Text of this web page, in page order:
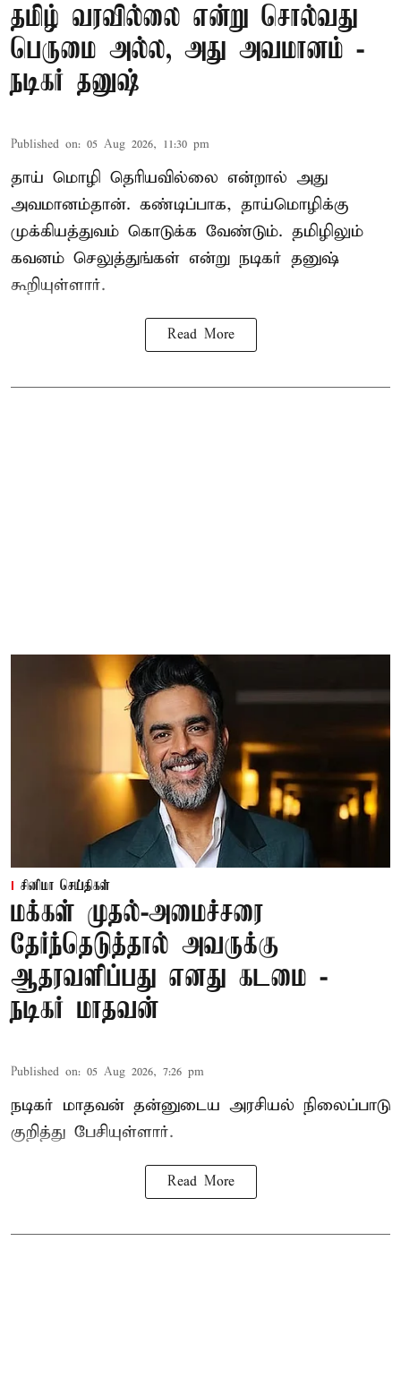
தமிழ் வரவில்லை என்று சொல்வது
பெருமை அல்ல, அது அவமானம் -
நடிகர் தனுஷ்
Published on: 05 Aug 2026, 11:30 pm
தாய் மொழி தெரியவில்லை என்றால் அது
அவமானம்தான். கண்டிப்பாக, தாய்மொழிக்கு
முக்கியத்துவம் கொடுக்க வேண்டும். தமிழிலும்
கவனம் செலுத்துங்கள் என்று நடிகர் தனுஷ்
கூறியுள்ளார்.
Read More
சினிமா செய்திகள்
மக்கள் முதல்-அமைச்சரை
தேர்ந்தெடுத்தால் அவருக்கு
ஆதரவளிப்பது எனது கடமை -
நடிகர் மாதவன்
Published on: 05 Aug 2026, 7:26 pm
நடிகர் மாதவன் தன்னுடைய அரசியல் நிலைப்பாடு
குறித்து பேசியுள்ளார்.
Read More